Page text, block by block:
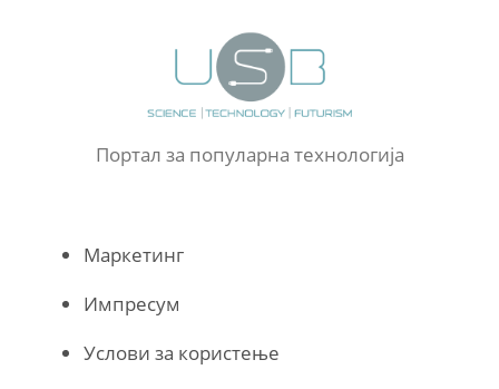
Портал за популарна технологија
Маркетинг
Импресум
Услови за користење